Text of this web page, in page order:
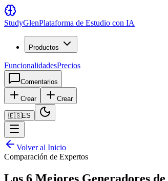
StudyGlenPlataforma de Estudio con IA
Productos
FuncionalidadesPrecios
Comentarios
Crear Crear
🇪🇸ES
Volver al Inicio
Comparación de Expertos